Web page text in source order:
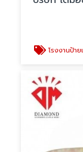
โรงงานป้า